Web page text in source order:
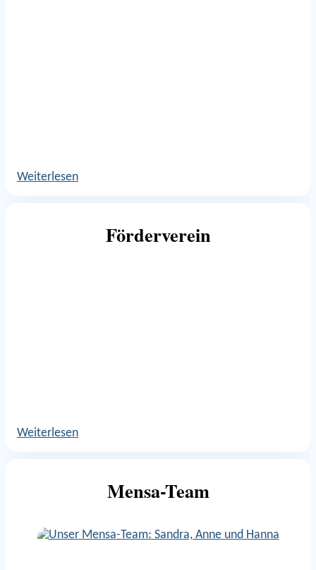
Weiterlesen
Förderverein
Weiterlesen
Mensa-Team